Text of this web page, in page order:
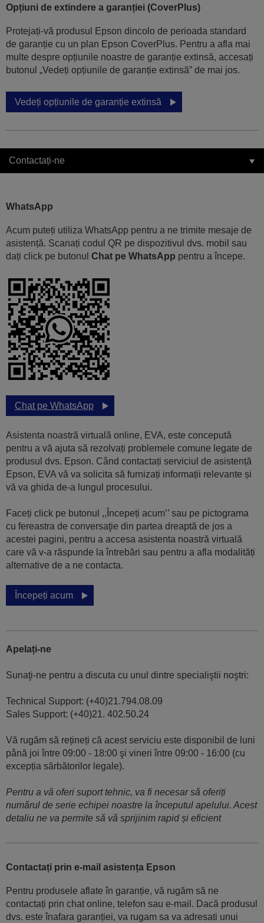
Opțiuni de extindere a garanției (CoverPlus)
Protejați-vă produsul Epson dincolo de perioada standard
de garanție cu un plan Epson CoverPlus. Pentru a afla mai
multe despre opțiunile noastre de garanție extinsă, accesați
butonul „Vedeți opțiunile de garanție extinsă” de mai jos.
Vedeți opțiunile de garanție extinsă
Contactați-ne
WhatsApp
Acum puteți utiliza WhatsApp pentru a ne trimite mesaje de
asistență. Scanați codul QR pe dispozitivul dvs. mobil sau
dați click pe butonul Chat pe WhatsApp pentru a începe.
Chat pe WhatsApp
Asistenta noastră virtuală online, EVA, este concepută
pentru a vă ajuta să rezolvați problemele comune legate de
produsul dvs. Epson. Când contactați serviciul de asistență
Epson, EVA vă va solicita să furnizați informații relevante și
vă va ghida de-a lungul procesului.
Faceți click pe butonul ,,Începeți acum’’ sau pe pictograma
cu fereastra de conversaţie din partea dreaptă de jos a
acestei pagini, pentru a accesa asistenta noastră virtuală
care vă v-a răspunde la întrebări sau pentru a afla modalități
alternative de a ne contacta.
Începeți acum
Apelați-ne
Sunaţi-ne pentru a discuta cu unul dintre specialiştii noştri:
Technical Support: (+40)21.794.08.09
Sales Support: (+40)21. 402.50.24
Vă rugăm să rețineți că acest serviciu este disponibil de luni
până joi între 09:00 - 18:00 şi vineri între 09:00 - 16:00 (cu
excepția sărbătorilor legale).
Pentru a vă oferi suport tehnic, va fi necesar să oferiți
numărul de serie echipei noastre la începutul apelului. Acest
detaliu ne va permite să vă sprijinim rapid și eficient
Contactați prin e-mail asistența Epson
Pentru produsele aflate în garanție, vă rugăm să ne
contactați prin chat online, telefon sau e-mail. Dacă produsul
dvs. este înafara garanției, va rugam sa va adresati unui